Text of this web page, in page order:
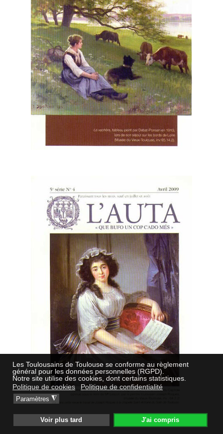
Les Toulousains de Toulouse se conforme au règlement
général pour les données personnelles (RGPD).
Notre site utilise des cookies, dont certains statistiques.
Politique de cookies
Politique de confidentialité
Paramètres ◮
Voir plus tard J'ai compris